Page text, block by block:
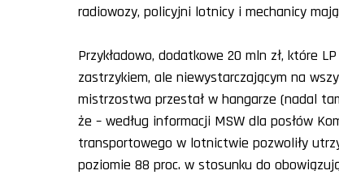
radiowozy, policyjni lotnicy i mechanicy
Przykładowo, dodatkowe 20 mln zł, które
zastrzykiem, ale niewystarczającym na
mistrzostwa przestał w hangarze (nadal
że – według informacji MSW dla posłów
transportowego w lotnictwie pozwoliły
poziomie 88 proc. w stosunku do